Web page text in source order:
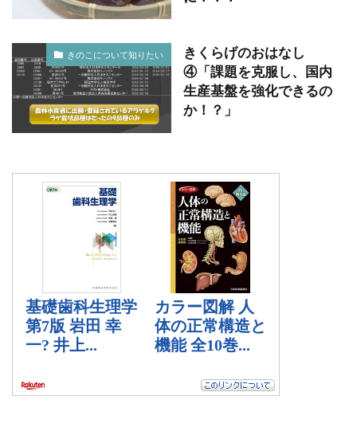
きのこについて知りたい
きくらげのおはなし
④「課題を克服し、国内
生産基盤を強化できるの
か！？」